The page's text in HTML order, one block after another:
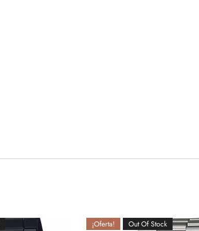
¡Oferta! Out Of Stock